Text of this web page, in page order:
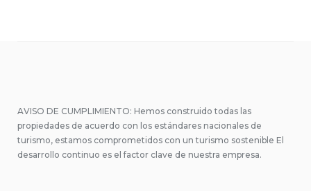
AVISO DE CUMPLIMIENTO: Hemos construido todas las
propiedades de acuerdo con los estándares nacionales de
turismo, estamos comprometidos con un turismo sostenible El
desarrollo continuo es el factor clave de nuestra empresa.